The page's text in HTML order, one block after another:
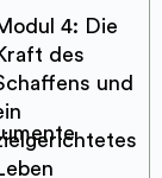
4: Die
des
und